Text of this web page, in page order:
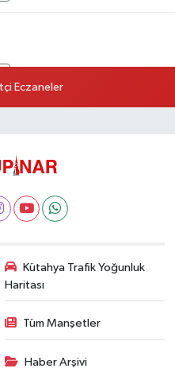
Eczaneler
Kütahya Trafik Yoğunluk
Haritası
Tüm Manşetler
Haber Arşivi